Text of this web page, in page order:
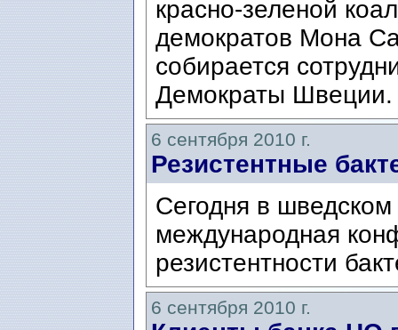
красно-зеленой
демократов Мона
собирается
Демократы Швеции.
6 сентября 2010 г.
Резистентные
Сегодня в
международная
резистентности
6 сентября 2010 г.